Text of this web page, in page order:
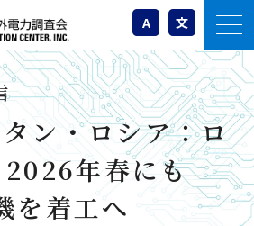
A 文
ン・ロシア：ロ
年春にも
を着工へ